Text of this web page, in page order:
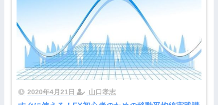
2020年4月21日 山口孝志